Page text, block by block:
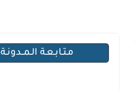
مـتـابـعـة الـمــدونـة